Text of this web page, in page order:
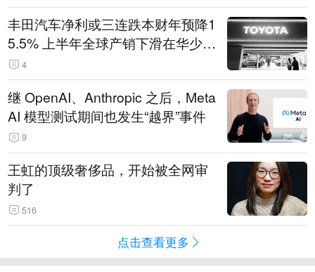
丰田汽车净利或三连跌本财年预降1
5.5% 上半年全球产销下滑在华少卖
14.3万辆
4
继 OpenAI、Anthropic 之后，Meta
AI 模型测试期间也发生“越界”事件
9
王虹的顶级奢侈品，开始被全网审
判了
516
点击查看更多